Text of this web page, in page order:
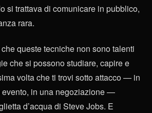
si trattava di comunicare in pubblico,
rara.
queste tecniche non sono talenti
che si possono studiare, capire e
volta che ti trovi sotto attacco — in
evento, in una negoziazione —
d’acqua di Steve Jobs. E